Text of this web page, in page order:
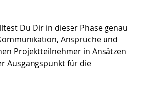
Du Dir in dieser Phase genau
Ansprüche und
Projektteilnehmer in Ansätzen
Ausgangspunkt für die